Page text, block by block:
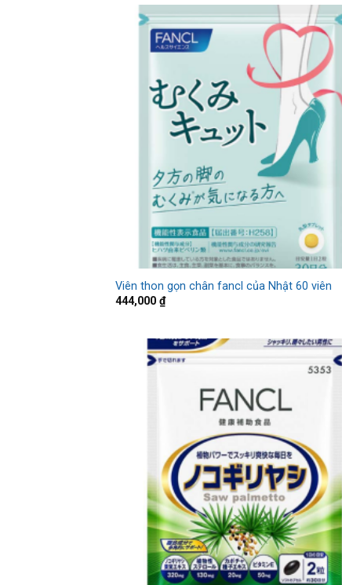
Viên thon gọn chân fancl của Nhật 60 viên
444,000 ₫